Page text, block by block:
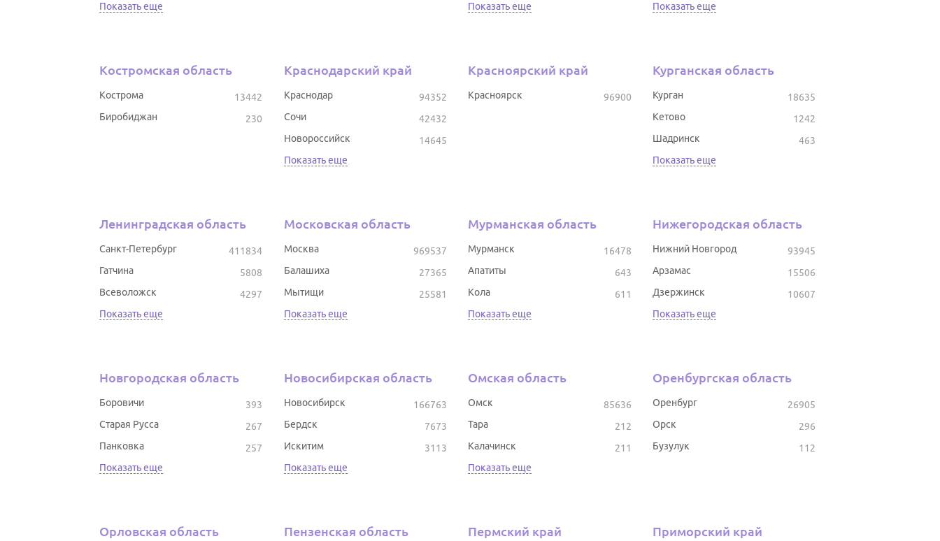
Показать еще
Показать еще
Показать еще
Костромская область
13442
Кострома
230
Биробиджан
Краснодарский край
94352
Краснодар
42432
Сочи
14645
Новороссийск
Показать еще
Красноярский край
96900
Красноярск
Курганская область
18635
Курган
1242
Кетово
463
Шадринск
Показать еще
Ленинградская область
411834
Санкт-Петербург
5808
Гатчина
4297
Всеволожск
Показать еще
Московская область
969537
Москва
27365
Балашиха
25581
Мытищи
Показать еще
Мурманская область
16478
Мурманск
643
Апатиты
611
Кола
Показать еще
Нижегородская область
93945
Нижний Новгород
15506
Арзамас
10607
Дзержинск
Показать еще
Новгородская область
393
Боровичи
267
Старая Русса
257
Панковка
Показать еще
Новосибирская область
166763
Новосибирск
7673
Бердск
3113
Искитим
Показать еще
Омская область
85636
Омск
212
Тара
211
Калачинск
Показать еще
Оренбургская область
26905
Оренбург
296
Орск
112
Бузулук
Орловская область Пензенская область Пермский край Приморский край